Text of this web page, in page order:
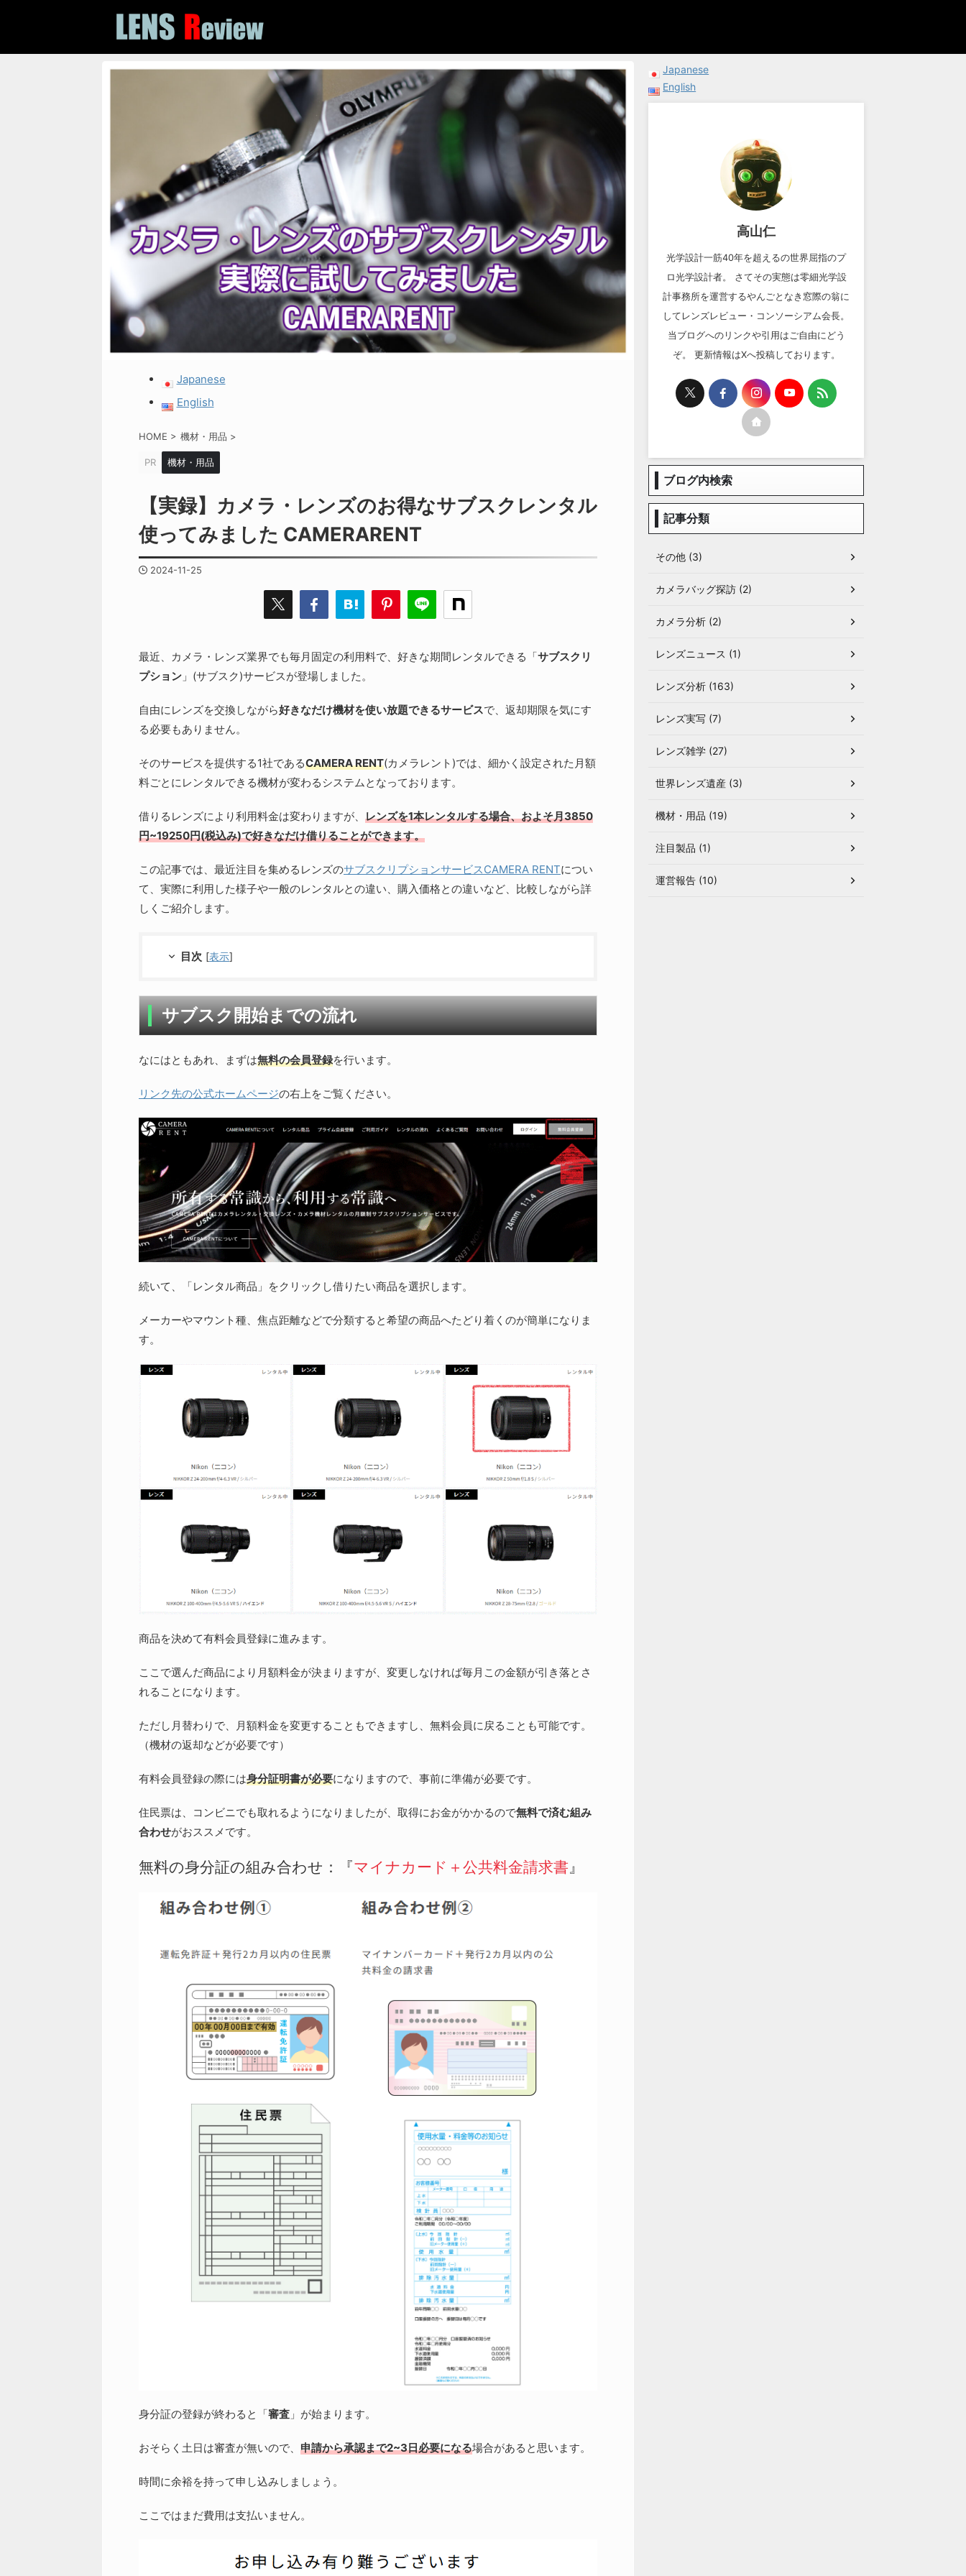
Japanese
English
HOME > 機材・用品 >
PR 機材・用品
【実録】カメラ・レンズのお得なサブスクレンタル
使ってみました CAMERARENT
2024-11-25
最近、カメラ・レンズ業界でも毎月固定の利用料で、好きな期間レンタルできる「サブスクリ
プション 」(サブスク)サービスが登場しました。
自由にレンズを交換しながら好きなだけ機材を使い放題できるサービスで、返却期限を気にす
る必要もありません。
そのサービスを提供する1社であるCAMERA RENT(カメラレント)では、細かく設定された月額
料ごとにレンタルできる機材が変わるシステムとなっております。
借りるレンズにより利用料金は変わりますが、 レンズを1本レンタルする場合、およそ月3850
円~19250円(税込み)で好きなだけ借りることができます。
この記事では、最近注目を集めるレンズのサブスクリプションサービスCAMERA RENTについ
て、実際に利用した様子や一般のレンタルとの違い、購入価格との違いなど、比較しながら詳
しくご紹介します。
目次 [表示]
サブスク開始までの流れ
なにはともあれ、まずは無料の会員登録を行います。
リンク先の公式ホームページの右上をご覧ください。
続いて、「レンタル商品」をクリックし借りたい商品を選択します。
メーカーやマウント種、焦点距離などで分類すると希望の商品へたどり着くのが簡単になりま
す。
商品を決めて有料会員登録に進みます。
ここで選んだ商品により月額料金が決まりますが、変更しなければ毎月この金額が引き落とさ
れることになります。
ただし月替わりで、月額料金を変更することもできますし、無料会員に戻ることも可能です。
（機材の返却などが必要です）
有料会員登録の際には身分証明書が必要になりますので、事前に準備が必要です。
住民票は、コンビニでも取れるようになりましたが、取得にお金がかかるので無料で済む組み
合わせがおススメです。
無料の身分証の組み合わせ：『マイナカード＋公共料金請求書』
身分証の登録が終わると「審査 」が始まります。
おそらく土日は審査が無いので、 申請から承認まで2~3日必要になる場合があると思います。
時間に余裕を持って申し込みしましょう。
ここではまだ費用は支払いません。
Japanese
English
高山仁
光学設計一筋40年を超えるの世界屈指のプ
ロ光学設計者。 さてその実態は零細光学設
計事務所を運営するやんごとなき窓際の翁に
してレンズレビュー・コンソーシアム会長。
当ブログへのリンクや引用はご自由にどう
ぞ。 更新情報はXへ投稿しております。
ブログ内検索
記事分類
その他 (3)
カメラバッグ探訪 (2)
カメラ分析 (2)
レンズニュース (1)
レンズ分析 (163)
レンズ実写 (7)
レンズ雑学 (27)
世界レンズ遺産 (3)
機材・用品 (19)
注目製品 (1)
運営報告 (10)